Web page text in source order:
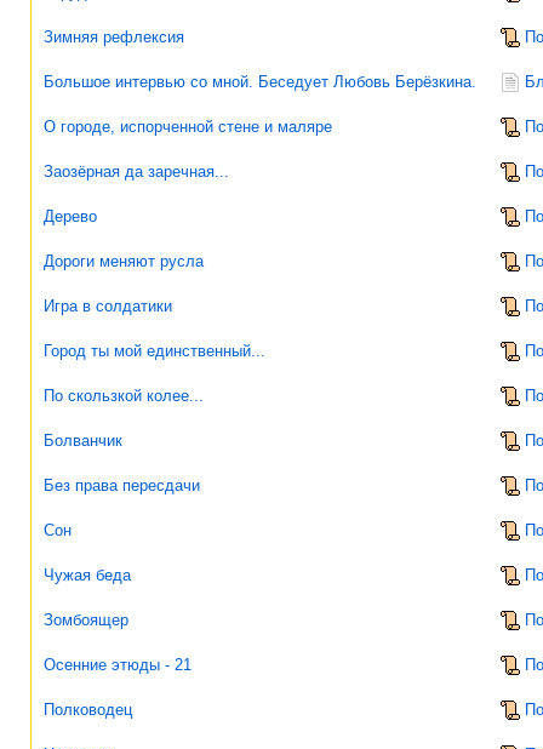
Зимняя рефлексия
Большое интервью со мной. Беседует Любовь Берёзкина.
О городе, испорченной стене и маляре
Заозёрная да заречная...
Дерево
Дороги меняют русла
Игра в солдатики
Город ты мой единственный...
По скользкой колее...
Болванчик
Без права пересдачи
Сон
Чужая беда
Зомбоящер
Осенние этюды - 21
Полководец